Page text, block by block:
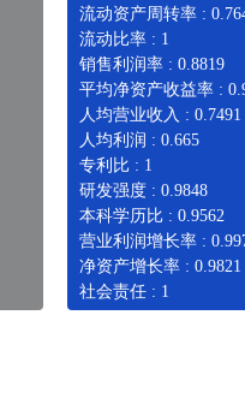
流动资产周转率 :
流动比率 : 1
销售利润率 : 0.8819
平均净资产收益率 :
人均营业收入 : 0.7491
人均利润 : 0.665
专利比 : 1
研发强度 : 0.9848
本科学历比 : 0.9562
营业利润增长率 :
净资产增长率 : 0.9821
社会责任 : 1